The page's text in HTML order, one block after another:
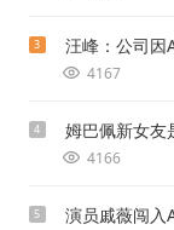
3 汪峰：公司因
4167
4 姆巴佩新女友
4166
5 演员戚薇闯入